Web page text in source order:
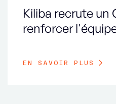
Kiliba recrute un
renforcer
EN SAVOIR PLUS